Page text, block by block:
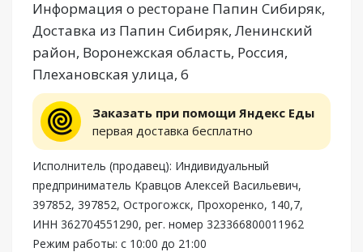
Информация о ресторане Папин Сибиряк,
Доставка из Папин Сибиряк, Ленинский
район, Воронежская область, Россия,
Плехановская улица, 6
Заказать при помощи Яндекс Еды
первая доставка бесплатно
Исполнитель (продавец): Индивидуальный
предприниматель Кравцов Алексей Васильевич,
397852, 397852, Острогожск, Прохоренко, 140,7,
ИНН 362704551290, рег. номер 323366800011962
Режим работы: с 10:00 до 21:00